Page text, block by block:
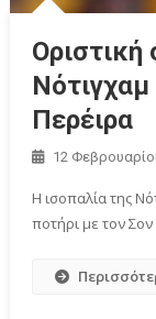
Περέιρα
12
Η ισοπαλία της
ποτήρι με τον